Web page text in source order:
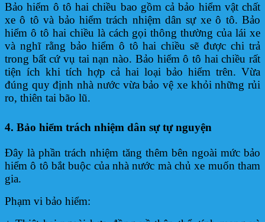
Bảo hiểm ô tô hai chiều bao gồm cả bảo hiểm vật chất
xe ô tô và bảo hiểm trách nhiệm dân sự xe ô tô. Bảo
hiểm ô tô hai chiều là cách gọi thông thường của lái xe
và nghĩ rằng bảo hiểm ô tô hai chiều sẽ được chi trả
trong bất cứ vụ tai nạn nào. Bảo hiểm ô tô hai chiều rất
tiện ích khi tích hợp cả hai loại bảo hiểm trên. Vừa
đúng quy định nhà nước vừa bảo vệ xe khỏi những rủi
ro, thiên tai bão lũ.
4. Bảo hiểm trách nhiệm dân sự tự nguyện
Đây là phần trách nhiệm tăng thêm bên ngoài mức bảo
hiểm ô tô bắt buộc của nhà nước mà chủ xe muốn tham
gia.
Phạm vi bảo hiểm: